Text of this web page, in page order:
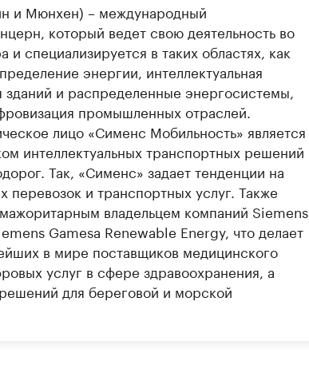
и Мюнхен) – международный
который ведет свою деятельность во
и специализируется в таких областях, как
энергии, интеллектуальная
зданий и распределенные энергосистемы,
промышленных отраслей.
лицо «Сименс Мобильность» является
интеллектуальных транспортных решений
Так, «Сименс» задает тенденции на
перевозок и транспортных услуг. Также
владельцем компаний Siemens
Gamesa Renewable Energy, что делает
в мире поставщиков медицинского
услуг в сфере здравоохранения, а
для береговой и морской